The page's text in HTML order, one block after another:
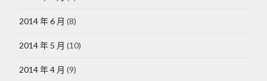
2014 年 6 月 (8)
2014 年 5 月 (10)
2014 年 4 月 (9)